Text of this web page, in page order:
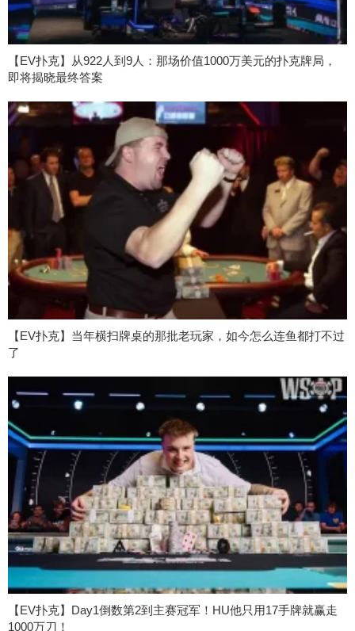
【EV扑克】从922人到9人：那场价值1000万美元的扑克牌局，
即将揭晓最终答案
【EV扑克】当年横扫牌桌的那批老玩家，如今怎么连鱼都打不过
了
【EV扑克】Day1倒数第2到主赛冠军！HU他只用17手牌就赢走
1000万刀！